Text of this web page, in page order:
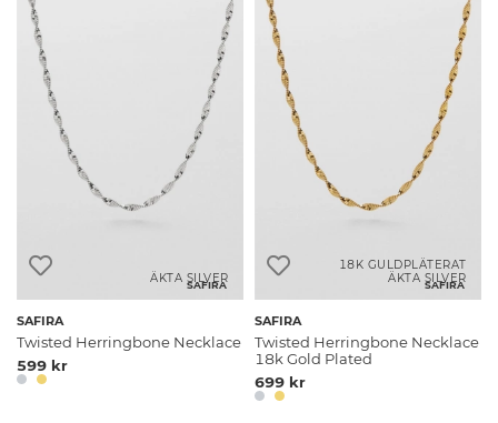
SAFIRA
ÄKTA SILVER
SAFIRA
Twisted Herringbone Necklace
599 kr
SAFIRA
18K GULDPLÄTERAT
ÄKTA SILVER
SAFIRA
Twisted Herringbone Necklace
18k Gold Plated
699 kr